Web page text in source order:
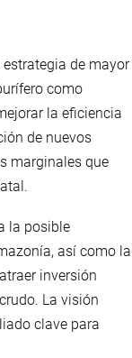
de mayor
como
la eficiencia
de nuevos
marginales que
la posible
así como la
inversión
La visión
clave para